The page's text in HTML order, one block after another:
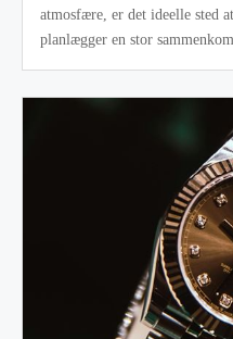
atmosfære, er det ideelle sted
planlægger en stor